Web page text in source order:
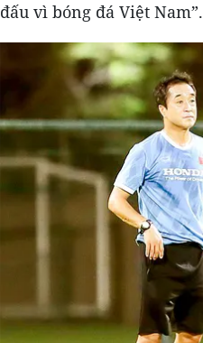
đấu vì bóng đá Việt Nam”.